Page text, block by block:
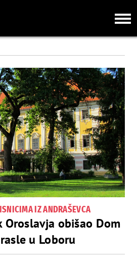
IZ ANDRAŠEVCA
Oroslavja obišao Dom
u Loboru